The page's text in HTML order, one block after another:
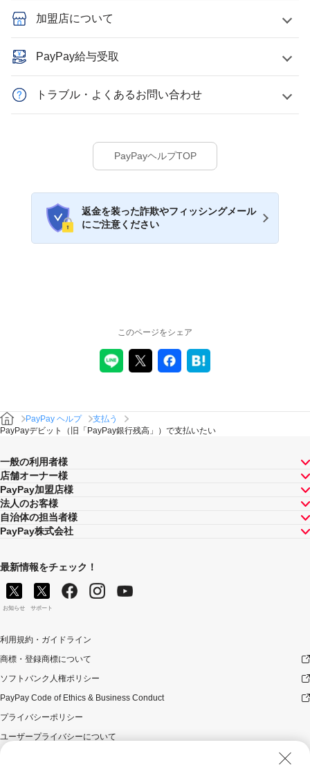
加盟店について
PayPay給与受取
トラブル・よくあるお問い合わせ
PayPayヘルプTOP
返金を装った詐欺やフィッシングメール
にご注意ください
このページをシェア
PayPay ヘルプ
支払う
PayPayデビット（旧「PayPay銀行残高」）で支払いたい
一般の利用者様
店舗オーナー様
PayPay加盟店様
法人のお客様
自治体の担当者様
PayPay株式会社
最新情報をチェック！
お知らせ サポート
利用規約・ガイドライン
商標・登録商標について
ソフトバンク人権ポリシー
PayPay Code of Ethics & Business Conduct
プライバシーポリシー
ユーザープライバシーについて